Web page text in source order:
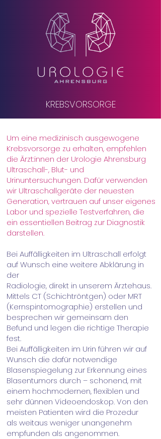
KREBSVORSORGE
Um eine medizinisch ausgewogene
Krebsvorsorge zu erhalten, empfehlen
die Ärzt:innen der Urologie Ahrensburg
Ultraschall-, Blut- und
Urinuntersuchungen. Dafür verwenden
wir Ultraschallgeräte der neuesten
Generation, vertrauen auf unser eigenes
Labor und spezielle Testverfahren, die
ein essentiellen Beitrag zur Diagnostik
darstellen.
Bei Auffälligkeiten im Ultraschall erfolgt
auf Wunsch eine weitere Abklärung in
der
Radiologie, direkt in unserem Ärztehaus.
Mittels CT (Schichtröntgen) oder MRT
(Kernspintomographie) erstellen und
besprechen wir gemeinsam den
Befund und legen die richtige Therapie
fest.
Bei Auffälligkeiten im Urin führen wir auf
Wunsch die dafür notwendige
Blasenspiegelung zur Erkennung eines
Blasentumors durch – schonend, mit
einem hochmodernen, flexiblen und
sehr dünnen Videoendoskop. Von den
meisten Patienten wird die Prozedur
als weitaus weniger unangenehm
empfunden als angenommen.